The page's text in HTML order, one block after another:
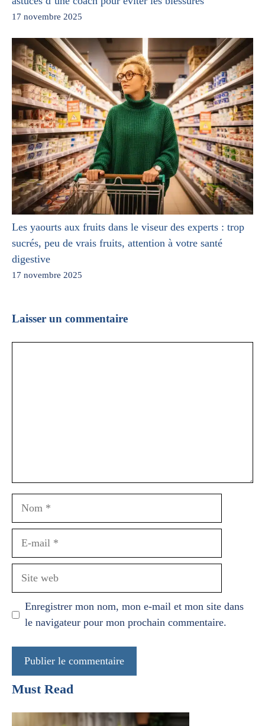
17 novembre 2025
Les yaourts aux fruits dans le viseur des experts : trop
sucrés, peu de vrais fruits, attention à votre santé
digestive
17 novembre 2025
Laisser un commentaire
Enregistrer mon nom, mon e-mail et mon site dans
le navigateur pour mon prochain commentaire.
Must Read